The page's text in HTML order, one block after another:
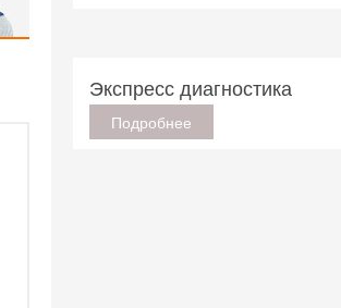
Экспресс диагностика
Подробнее